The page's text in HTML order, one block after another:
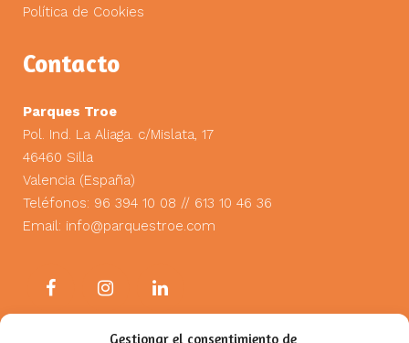
Gestionar el consentimiento de
Política de Cookies
Contacto
Parques Troe
Pol. Ind. La Aliaga. c/Mislata, 17
46460 Silla
Valencia (España)
Teléfonos: 96 394 10 08 // 613 10 46 36
Email: info@parquestroe.com